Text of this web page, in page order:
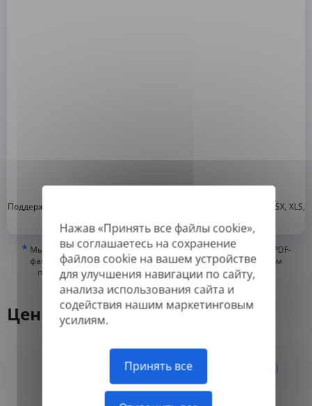
Нажав «Принять все файлы cookie»,
вы соглашаетесь на сохранение
файлов cookie на вашем устройстве
для улучшения навигации по сайту,
анализа использования сайта и
содействия нашим маркетинговым
усилиям.
Принять все
Поддерживаемые форматы: DOC, DOCX, ODT, PDF , CSV, PPTX, XLSX, XLS,
* Мы можем переводить только «истинные» или цифровые PDF-
файлы, а также файлы с возможностью поиска, но не можем
переводить PDF-файлы, состоящие из изображений, или
отсканированные PDF.
Цены
Ежемесячно Ежегодно